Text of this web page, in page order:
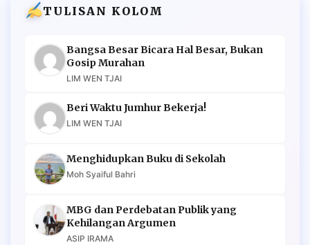
TULISAN KOLOM
Bangsa Besar Bicara Hal Besar, Bukan
Gosip Murahan
LIM WEN TJAI
Beri Waktu Jumhur Bekerja!
LIM WEN TJAI
Menghidupkan Buku di Sekolah
Moh Syaiful Bahri
MBG dan Perdebatan Publik yang
Kehilangan Argumen
ASIP IRAMA